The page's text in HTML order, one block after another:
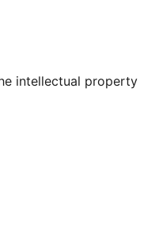
do YouTube
conta no Tumblr
intellectual property